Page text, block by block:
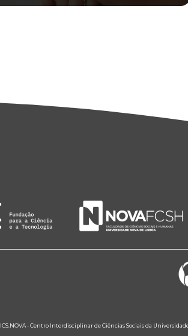
- Centro Interdisciplinar de Ciências Sociais da